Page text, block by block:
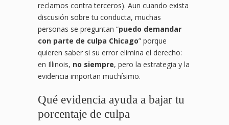
reclamos contra terceros). Aun cuando exista
discusión sobre tu conducta, muchas
personas se preguntan “puedo demandar
con parte de culpa Chicago” porque
quieren saber si su error elimina el derecho:
en Illinois, no siempre, pero la estrategia y la
evidencia importan muchísimo.
Qué evidencia ayuda a bajar tu
porcentaje de culpa